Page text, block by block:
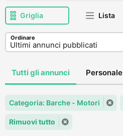
Griglia Lista
Ordinare
Tutti gli annunci Personale
Categoria: Barche - Motori
Rimuovi tutto